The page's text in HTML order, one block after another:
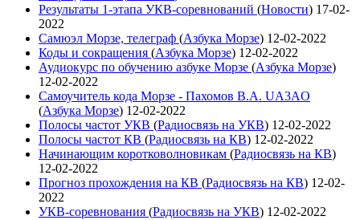
Результаты 1-этапа УКВ-соревнований (Новости) 17-02-
2022
Самюэл Морзе, телеграф (Азбука Морзе) 12-02-2022
Коды и сокращения (Азбука Морзе) 12-02-2022
Аудиокурс по обучению азбуке Морзе (Азбука Морзе)
12-02-2022
Самоучитель кода Морзе - Пахомов В.А. UA3AO
(Азбука Морзе) 12-02-2022
Полосы частот УКВ (Радиосвязь на УКВ) 12-02-2022
Полосы частот КВ (Радиосвязь на КВ) 12-02-2022
Начинающим коротковолновикам (Радиосвязь на КВ)
12-02-2022
Прогноз прохождения на КВ (Радиосвязь на КВ) 12-02-
2022
УКВ-соревнования (Радиосвязь на УКВ) 12-02-2022